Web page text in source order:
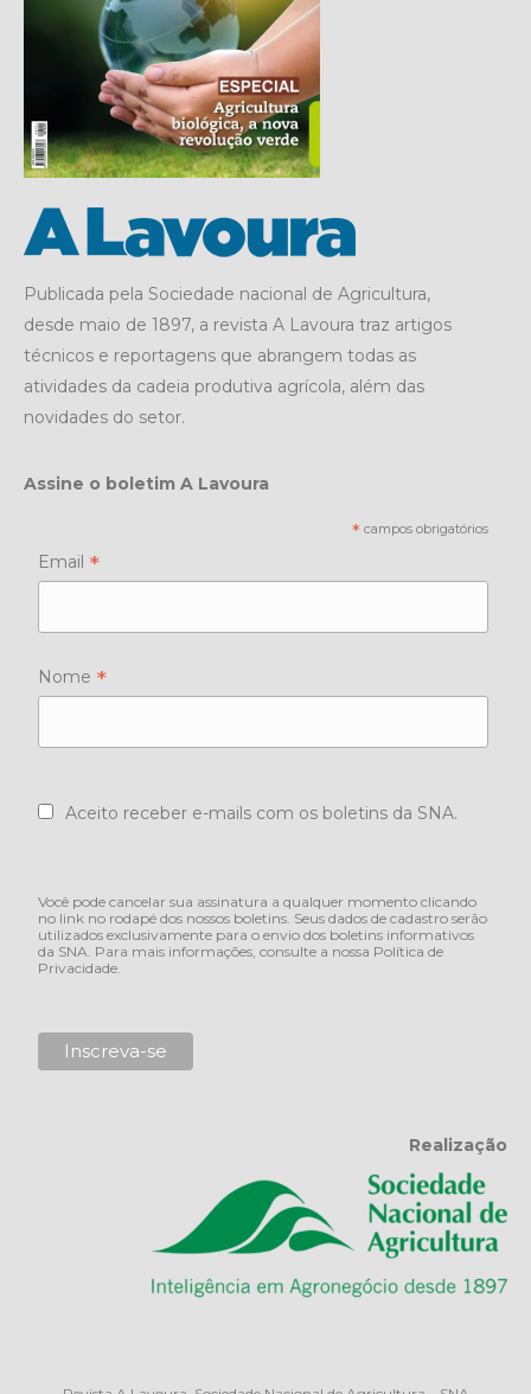
Publicada pela Sociedade nacional de Agricultura,
desde maio de 1897, a revista A Lavoura traz artigos
técnicos e reportagens que abrangem todas as
atividades da cadeia produtiva agrícola, além das
novidades do setor.
Assine o boletim A Lavoura
* campos obrigatórios
Email *
Nome *
Aceito receber e-mails com os boletins da SNA.
Você pode cancelar sua assinatura a qualquer momento clicando
no link no rodapé dos nossos boletins. Seus dados de cadastro serão
utilizados exclusivamente para o envio dos boletins informativos
da SNA. Para mais informações, consulte a nossa Política de
Privacidade
Realização